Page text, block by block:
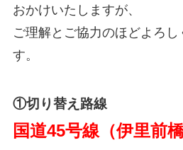
おかけいたしますが、
ご理解とご協力のほどよろし
す。
①切り替え路線
国道45号線（伊里前